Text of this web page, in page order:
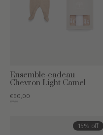
Ensemble-cadeau
Chevron Light Camel
€60,00
€74,85
15% off